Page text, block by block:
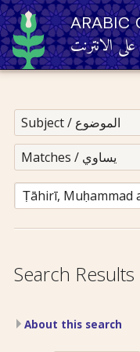
ARABIC
الانترنت
Search Results
About this search